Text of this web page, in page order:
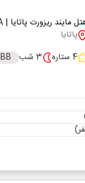
مایند ریزورت پاتایا | MIND RESORT PATTAYA
پاتایا
4 ستاره
3 شب BB